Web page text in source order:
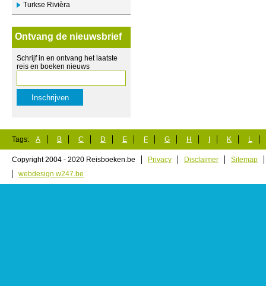
Turkse Rivièra
Ontvang de nieuwsbrief
Schrijf in en ontvang het laatste
reis en boeken nieuws
Tags: A B C D E F G H K L
Copyright 2004 - 2020 Reisboeken.be Privacy Disclaimer
Sitemap
webdesign w247.be